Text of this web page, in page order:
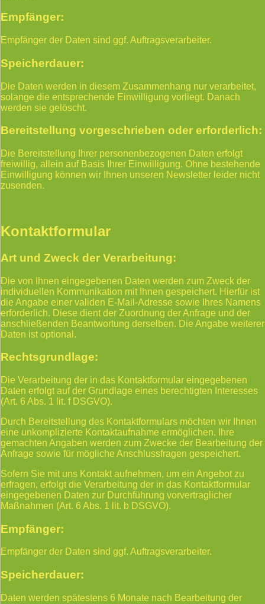
Empfänger:
Empfänger der Daten sind ggf. Auftragsverarbeiter.
Speicherdauer:
Die Daten werden in diesem Zusammenhang nur verarbeitet,
solange die entsprechende Einwilligung vorliegt. Danach
werden sie gelöscht.
Bereitstellung vorgeschrieben oder erforderlich:
Die Bereitstellung Ihrer personenbezogenen Daten erfolgt
freiwillig, allein auf Basis Ihrer Einwilligung. Ohne bestehende
Einwilligung können wir Ihnen unseren Newsletter leider nicht
zusenden.
Kontaktformular
Art und Zweck der Verarbeitung:
Die von Ihnen eingegebenen Daten werden zum Zweck der
individuellen Kommunikation mit Ihnen gespeichert. Hierfür ist
die Angabe einer validen E-Mail-Adresse sowie Ihres Namens
erforderlich. Diese dient der Zuordnung der Anfrage und der
anschließenden Beantwortung derselben. Die Angabe weiterer
Daten ist optional.
Rechtsgrundlage:
Die Verarbeitung der in das Kontaktformular eingegebenen
Daten erfolgt auf der Grundlage eines berechtigten Interesses
(Art. 6 Abs. 1 lit. f DSGVO).
Durch Bereitstellung des Kontaktformulars möchten wir Ihnen
eine unkomplizierte Kontaktaufnahme ermöglichen. Ihre
gemachten Angaben werden zum Zwecke der Bearbeitung der
Anfrage sowie für mögliche Anschlussfragen gespeichert.
Sofern Sie mit uns Kontakt aufnehmen, um ein Angebot zu
erfragen, erfolgt die Verarbeitung der in das Kontaktformular
eingegebenen Daten zur Durchführung vorvertraglicher
Maßnahmen (Art. 6 Abs. 1 lit. b DSGVO).
Empfänger:
Empfänger der Daten sind ggf. Auftragsverarbeiter.
Speicherdauer:
Daten werden spätestens 6 Monate nach Bearbeitung der